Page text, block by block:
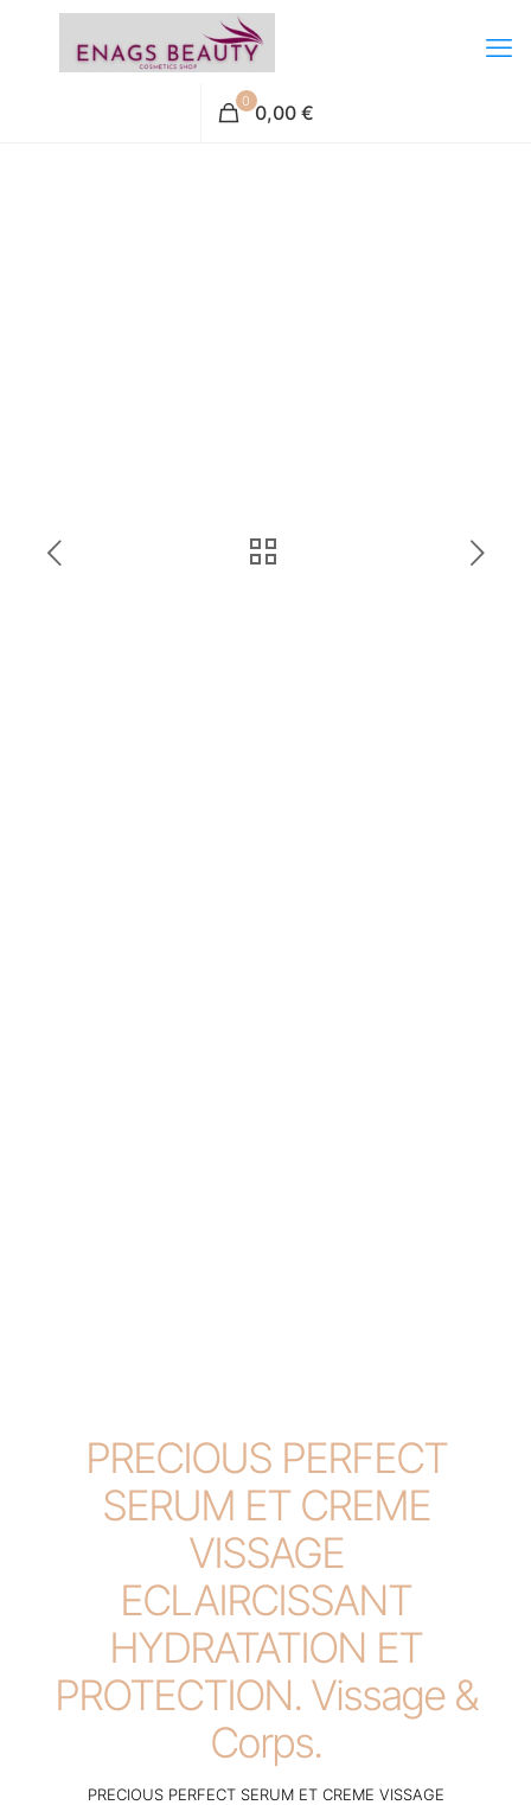
0 0,00 €
PRECIOUS PERFECT
SERUM ET CREME
VISSAGE
ECLAIRCISSANT
HYDRATATION ET
PROTECTION. Vissage &
Corps.
PRECIOUS PERFECT SERUM ET CREME VISSAGE